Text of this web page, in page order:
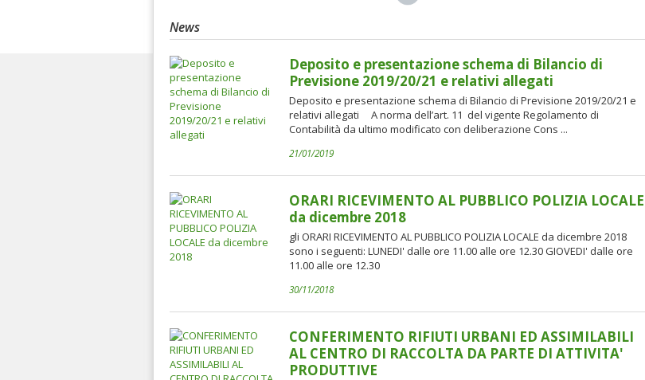
News
Deposito e presentazione schema di Bilancio di
Previsione 2019/20/21 e relativi allegati
Deposito e presentazione schema di Bilancio di Previsione 2019/20/21 e
relativi allegati A norma dell’art. 11 del vigente Regolamento di
Contabilità da ultimo modificato con deliberazione Cons ...
21/01/2019
ORARI RICEVIMENTO AL PUBBLICO POLIZIA LOCALE
da dicembre 2018
gli ORARI RICEVIMENTO AL PUBBLICO POLIZIA LOCALE da dicembre 2018
sono i seguenti: LUNEDI' dalle ore 11.00 alle ore 12.30 GIOVEDI' dalle ore
11.00 alle ore 12.30
30/11/2018
CONFERIMENTO RIFIUTI URBANI ED ASSIMILABILI
AL CENTRO DI RACCOLTA DA PARTE DI ATTIVITA'
PRODUTTIVE